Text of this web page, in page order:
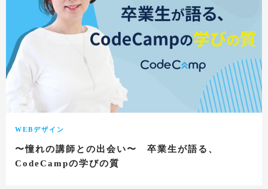
WEBデザイン
〜憧れの講師との出会い〜 卒業生が語る、
CodeCampの学びの質